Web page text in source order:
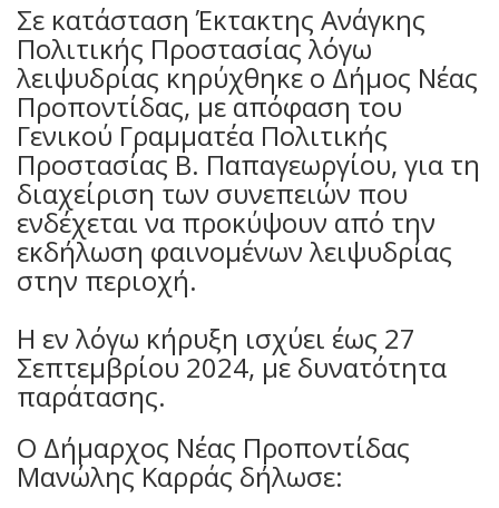
Σε κατάσταση Έκτακτης Ανάγκης
Πολιτικής Προστασίας λόγω
λειψυδρίας κηρύχθηκε ο Δήμος Νέας
Προποντίδας, με απόφαση του
Γενικού Γραμματέα Πολιτικής
Προστασίας Β. Παπαγεωργίου, για τη
διαχείριση των συνεπειών που
ενδέχεται να προκύψουν από την
εκδήλωση φαινομένων λειψυδρίας
στην περιοχή.
Η εν λόγω κήρυξη ισχύει έως 27
Σεπτεμβρίου 2024, με δυνατότητα
παράτασης.
Ο Δήμαρχος Νέας Προποντίδας
Μανώλης Καρράς δήλωσε: